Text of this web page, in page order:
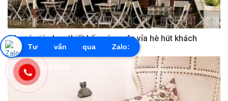
5 lưu ý giúp bạn thiết kế quán cafe vỉa hè hút khách
Tư vấn qua Zalo:
0855603456